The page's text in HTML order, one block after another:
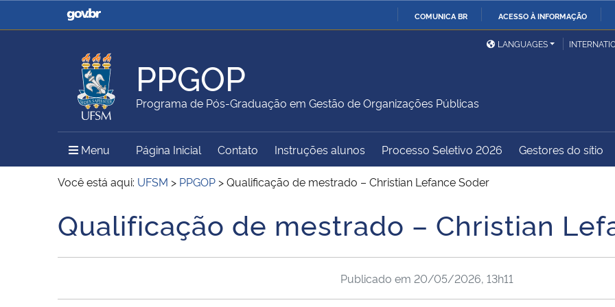
COMUNICA BR ACESSO À INFORMAÇÃO
Casa Civil
Ministério da Justiça e
Ministério da Defesa
Ministério das Relações
Exteriores
Ministério da Agricultura,
Pecuária e Abastecimento
Ministério da Educação
Ministério do Meio Ambiente Ministério do Turismo
Ministério do
Desenvolvimento Regional
Controladoria-Geral da
União
Secretaria de Governo
Gabinete de Segurança
Advocacia-Geral da União Banco Central do Brasil
LANGUAGES
PPGOP
Programa de Pós-Graduação em Gestão de Organizações Públicas
Menu Menu Principal do Sítio
Página Inicial Contato Instruções alunos Processo Seletivo 2026 Gestores do sítio
Você está aqui: UFSM > PPGOP >Qualificação de mestrado – Christian Lefance Soder
Início do conteúdo
Qualificação de mestrado – Christian
Publicado em 20/05/2026, 13h11